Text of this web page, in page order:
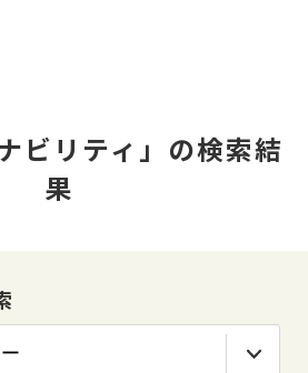
ビリティ」の検索結
果